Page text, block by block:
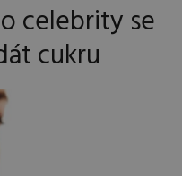
celebrity se
cukru